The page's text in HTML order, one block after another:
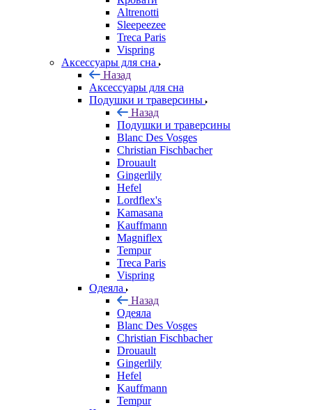
Altrenotti
Sleepeezee
Treca Paris
Vispring
Аксессуары для сна
Назад
Аксессуары для сна
Подушки и траверсины
Назад
Подушки и траверсины
Blanc Des Vosges
Christian Fischbacher
Drouault
Gingerlily
Hefel
Lordflex's
Kamasana
Kauffmann
Magniflex
Tempur
Treca Paris
Vispring
Одеяла
Назад
Одеяла
Blanc Des Vosges
Christian Fischbacher
Drouault
Gingerlily
Hefel
Kauffmann
Tempur